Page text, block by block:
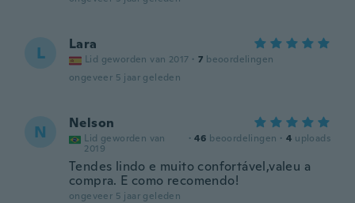
L Lara
Lid geworden van 2017 · 7 beoordelingen
ongeveer 5 jaar geleden
N Nelson
Lid geworden van
2019
· 46 beoordelingen · 4 uploads
Tendes lindo e muito confortável,valeu a
compra. E como recomendo!
ongeveer 5 jaar geleden